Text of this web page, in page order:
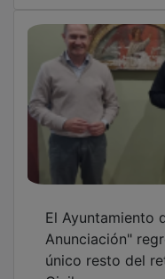
Anunciación"
único resto del
Civil